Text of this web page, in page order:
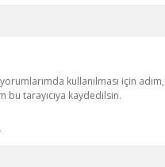
kullanılması için
bu tarayıcıya kaydedilsin.